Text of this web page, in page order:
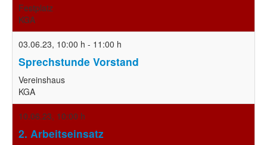
Festplatz
KGA
03.06.23, 10:00 h - 11:00 h
Sprechstunde Vorstand
Vereinshaus
KGA
10.06.23, 10:00 h
2. Arbeitseinsatz